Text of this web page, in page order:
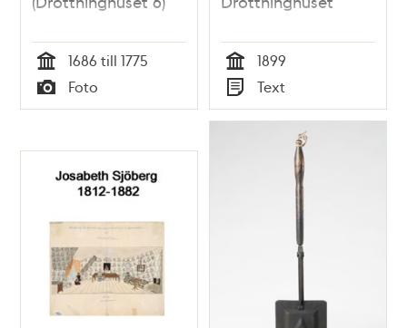
Tid
1686 till 1775
Typ
Foto Tid
1899
Typ
Text